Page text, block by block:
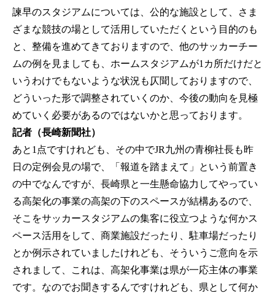
諫早のスタジアムについては、公的な施設として、さま
ざまな競技の場として活用していただくという目的のも
と、整備を進めてきておりますので、他のサッカーチー
ムの例を見ましても、ホームスタジアムが1カ所だけだと
いうわけでもないような状況も仄聞しておりますので、
どういった形で調整されていくのか、今後の動向を見極
めていく必要があるのではないかと思っております。
記者（長崎新聞社）
あと1点ですけれども、その中でJR九州の青柳社長も昨
日の定例会見の場で、「報道を踏まえて」という前置き
の中でなんですが、長崎県と一生懸命協力してやってい
る高架化の事業の高架の下のスペースが結構あるので、
そこをサッカースタジアムの集客に役立つような何かス
ペース活用をして、商業施設だったり、駐車場だったり
とか例示されていましたけれども、そういうご意向を示
されまして、これは、高架化事業は県が一応主体の事業
です。なのでお聞きするんですけれども、県として何か